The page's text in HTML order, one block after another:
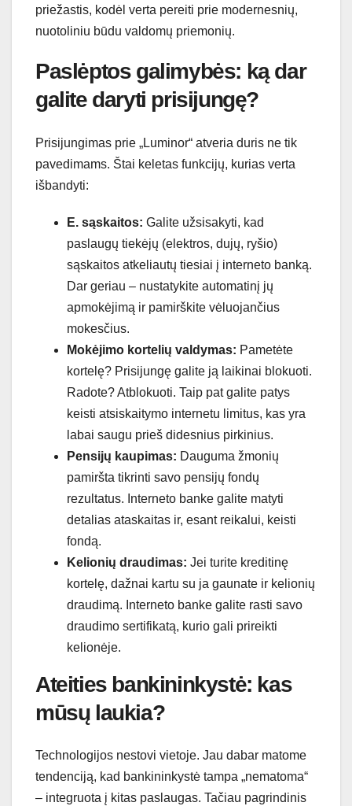
priežastis, kodėl verta pereiti prie modernesnių,
nuotoliniu būdu valdomų priemonių.
Paslėptos galimybės: ką dar
galite daryti prisijungę?
Prisijungimas prie „Luminor“ atveria duris ne tik
pavedimams. Štai keletas funkcijų, kurias verta
išbandyti:
E. sąskaitos: Galite užsisakyti, kad
paslaugų tiekėjų (elektros, dujų, ryšio)
sąskaitos atkeliautų tiesiai į interneto banką.
Dar geriau – nustatykite automatinį jų
apmokėjimą ir pamirškite vėluojančius
mokesčius.
Mokėjimo kortelių valdymas: Pametėte
kortelę? Prisijungę galite ją laikinai blokuoti.
Radote? Atblokuoti. Taip pat galite patys
keisti atsiskaitymo internetu limitus, kas yra
labai saugu prieš didesnius pirkinius.
Pensijų kaupimas: Dauguma žmonių
pamiršta tikrinti savo pensijų fondų
rezultatus. Interneto banke galite matyti
detalias ataskaitas ir, esant reikalui, keisti
fondą.
Kelionių draudimas: Jei turite kreditinę
kortelę, dažnai kartu su ja gaunate ir kelionių
draudimą. Interneto banke galite rasti savo
draudimo sertifikatą, kurio gali prireikti
kelionėje.
Ateities bankininkystė: kas
mūsų laukia?
Technologijos nestovi vietoje. Jau dabar matome
tendenciją, kad bankininkystė tampa „nematoma“
– integruota į kitas paslaugas. Tačiau pagrindinis